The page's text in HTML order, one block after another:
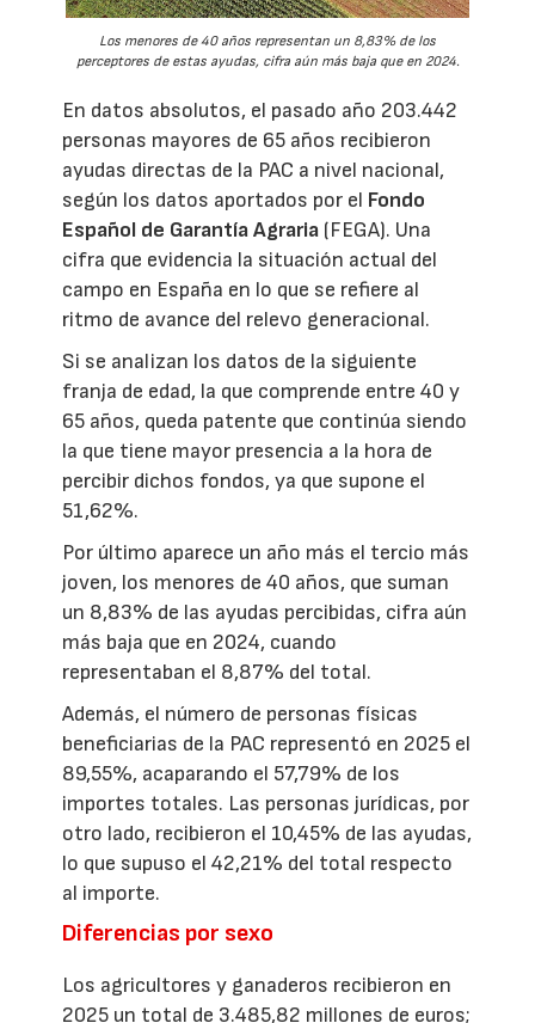
Los menores de 40 años representan un 8,83% de los
perceptores de estas ayudas, cifra aún más baja que en 2024.
En datos absolutos, el pasado año 203.442
personas mayores de 65 años recibieron
ayudas directas de la PAC a nivel nacional,
según los datos aportados por el Fondo
Español de Garantía Agraria (FEGA). Una
cifra que evidencia la situación actual del
campo en España en lo que se refiere al
ritmo de avance del relevo generacional.
Si se analizan los datos de la siguiente
franja de edad, la que comprende entre 40 y
65 años, queda patente que continúa siendo
la que tiene mayor presencia a la hora de
percibir dichos fondos, ya que supone el
51,62%.
Por último aparece un año más el tercio más
joven, los menores de 40 años, que suman
un 8,83% de las ayudas percibidas, cifra aún
más baja que en 2024, cuando
representaban el 8,87% del total.
Además, el número de personas físicas
beneficiarias de la PAC representó en 2025 el
89,55%, acaparando el 57,79% de los
importes totales. Las personas jurídicas, por
otro lado, recibieron el 10,45% de las ayudas,
lo que supuso el 42,21% del total respecto
al importe.
Diferencias por sexo
Los agricultores y ganaderos recibieron en
2025 un total de 3.485,82 millones de euros;